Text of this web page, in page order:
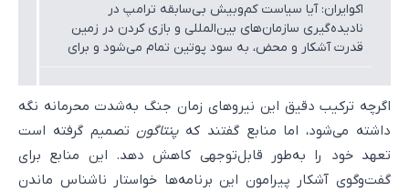
اکوایران: آیا سیاست کم‌وبیش بی‌سابقه ترامپ در
نادیده‌گیری سازمان‌های بین‌المللی و بازی کردن در زمین
قدرت آشکار و محض، به سود پوتین تمام می‌شود و برای
یا آنکه صرفاً ناتوانی فدراسیون روسیه را در برابر ایالات متحد
به رخ او می‌کشد؟
اگرچه ترکیب دقیق این نیروهای زمان جنگ به‌شدت محرمانه نگه
داشته می‌شود، اما منابع گفتند کهپنتاگونتصمیم گرفته است
تعهد خود را به‌طور قابل‌توجهی کاهش دهد. این منابع برای
گفت‌وگوی آشکار پیرامون این برنامه‌ها خواستار ناشناس ماندن